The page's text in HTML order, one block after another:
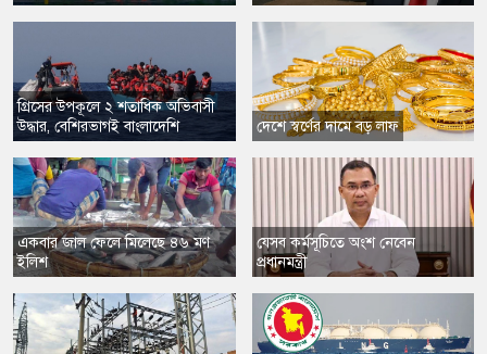
গ্রিসের উপকূলে ২ শতাধিক অভিবাসী
উদ্ধার, বেশিরভাগই বাংলাদেশি
একবার জাল ফেলে মিলেছে ৪৬ মণ
ইলিশ
দেশে স্বর্ণের দামে বড় লাফ
যেসব কর্মসূচিতে অংশ নেবেন
প্রধানমন্ত্রী